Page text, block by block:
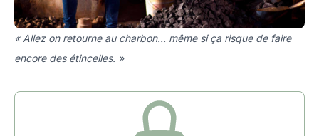
« Allez on retourne au charbon… même si ça risque de faire
encore des étincelles. »